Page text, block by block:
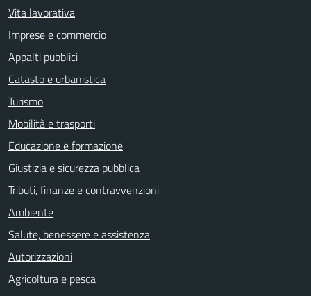
Vita lavorativa
Imprese e commercio
Appalti pubblici
Catasto e urbanistica
Turismo
Mobilità e trasporti
Educazione e formazione
Giustizia e sicurezza pubblica
Tributi, finanze e contravvenzioni
Ambiente
Salute, benessere e assistenza
Autorizzazioni
Agricoltura e pesca